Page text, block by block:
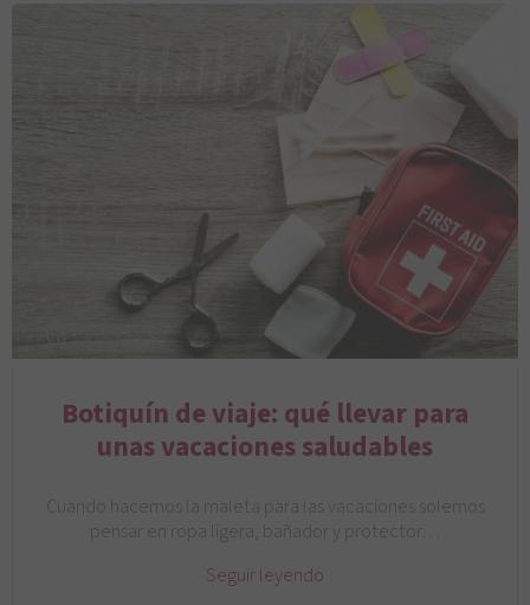
Botiquín de viaje: qué llevar para
unas vacaciones saludables
Cuando hacemos la maleta para las vacaciones solemos
pensar en ropa ligera, bañador y protector…
Seguir leyendo